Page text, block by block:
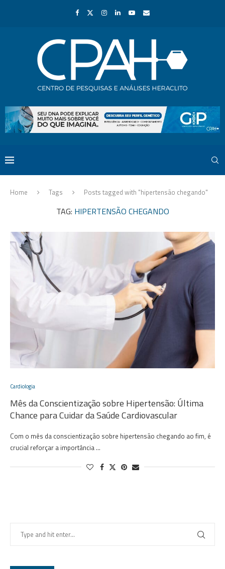
Home Tags Posts tagged with "hipertensão chegando"
TAG: HIPERTENSÃO CHEGANDO
Cardiologia
Mês da Conscientização sobre Hipertensão: Última
Chance para Cuidar da Saúde Cardiovascular
Com o mês da conscientização sobre hipertensão chegando ao fim, é
crucial reforçar a importância …